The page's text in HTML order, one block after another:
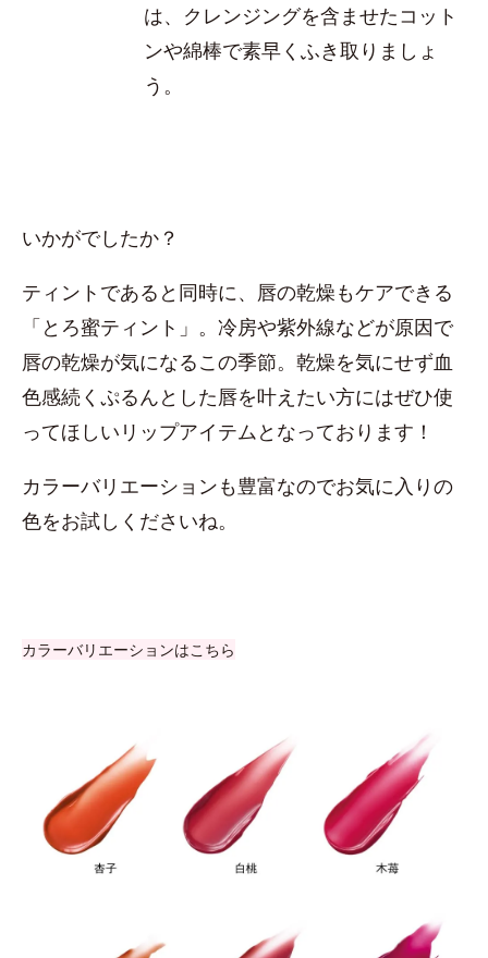
は、クレンジングを含ませたコット
ンや綿棒で素早くふき取りましょ
う。
いかがでしたか？
ティントであると同時に、唇の乾燥もケアできる
「とろ蜜ティント」。冷房や紫外線などが原因で
唇の乾燥が気になるこの季節。乾燥を気にせず血
色感続くぷるんとした唇を叶えたい方にはぜひ使
ってほしいリップアイテムとなっております！
カラーバリエーションも豊富なのでお気に入りの
色をお試しくださいね。
カラーバリエーションはこちら